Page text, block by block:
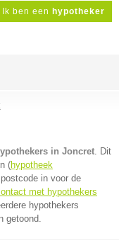
Ik ben een hypotheker
in Joncret. Dit
(hypotheek
in voor de
met hypothekers
hypothekers
getoond.